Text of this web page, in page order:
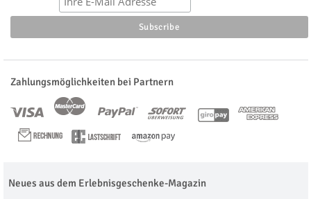
Zahlungsmöglichkeiten bei Partnern
Neues aus dem Erlebnisgeschenke-Magazin